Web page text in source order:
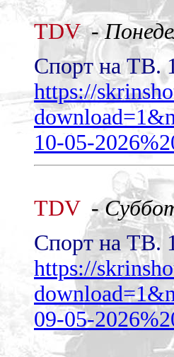
TDV-
Спорт на ТВ.
https://
10-05-
TDV-
Спорт на ТВ.
https://
09-05-